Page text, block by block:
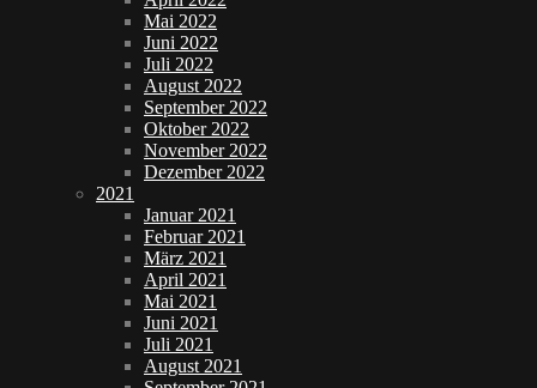
Mai 2022
Juni 2022
Juli 2022
August 2022
September 2022
Oktober 2022
November 2022
Dezember 2022
2021
Januar 2021
Februar 2021
März 2021
April 2021
Mai 2021
Juni 2021
Juli 2021
August 2021